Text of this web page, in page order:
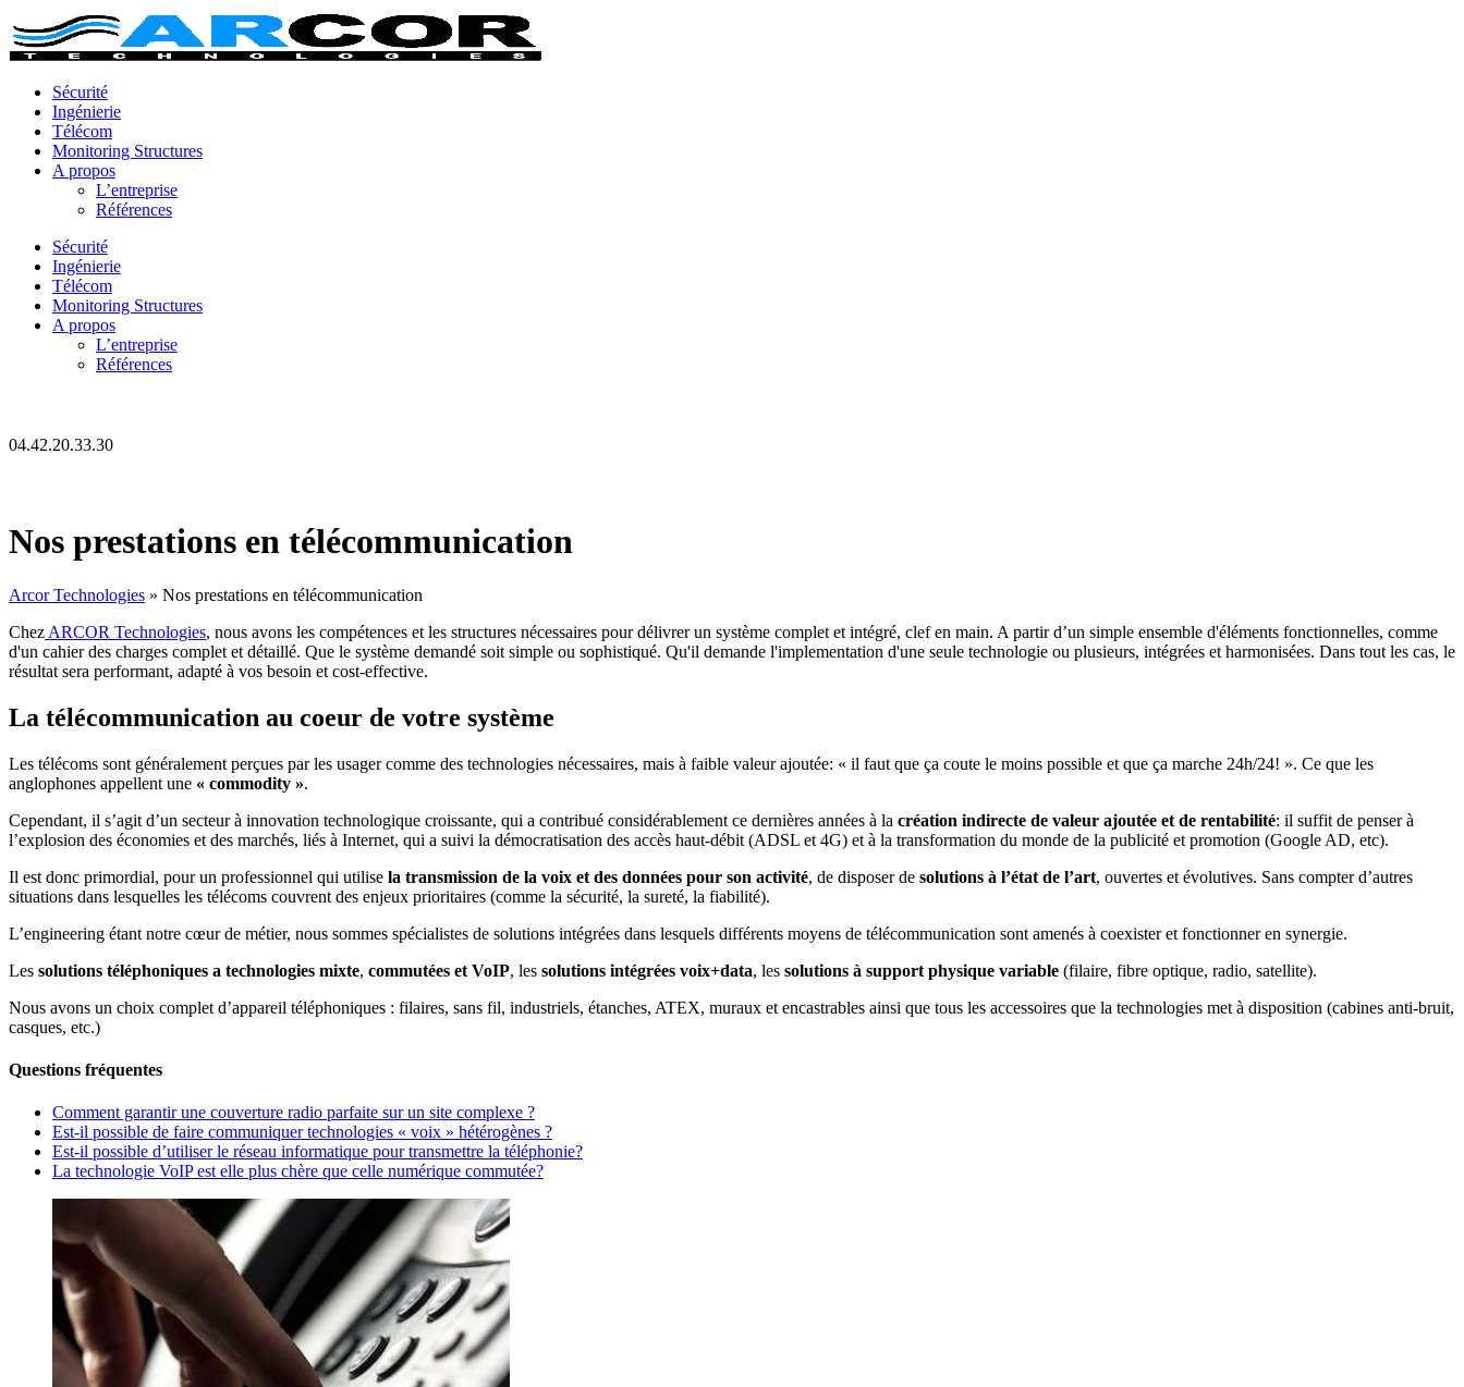
Sécurité
Ingénierie
Télécom
Monitoring Structures
A propos
L’entreprise
Références
Sécurité
Ingénierie
Télécom
Monitoring Structures
A propos
L’entreprise
Références
04.42.20.33.30
Nos prestations en télécommunication
Arcor Technologies » Nos prestations en télécommunication
Chez ARCOR Technologies, nous avons les compétences et les structures nécessaires pour délivrer un système complet et intégré, clef en main. A partir d’un simple ensemble d'éléments fonctionnelles, comme
d'un cahier des charges complet et détaillé. Que le système demandé soit simple ou sophistiqué. Qu'il demande l'implementation d'une seule technologie ou plusieurs, intégrées et harmonisées. Dans tout les cas, le
résultat sera performant, adapté à vos besoin et cost-effective.
La télécommunication au coeur de votre système
Les télécoms sont généralement perçues par les usager comme des technologies nécessaires, mais à faible valeur ajoutée: « il faut que ça coute le moins possible et que ça marche 24h/24! ». Ce que les
anglophones appellent une « commodity ».
Cependant, il s’agit d’un secteur à innovation technologique croissante, qui a contribué considérablement ce dernières années à la création indirecte de valeur ajoutée et de rentabilité: il suffit de penser à
l’explosion des économies et des marchés, liés à Internet, qui a suivi la démocratisation des accès haut-débit (ADSL et 4G) et à la transformation du monde de la publicité et promotion (Google AD, etc).
Il est donc primordial, pour un professionnel qui utilise la transmission de la voix et des données pour son activité, de disposer de solutions à l’état de l’art, ouvertes et évolutives. Sans compter d’autres
situations dans lesquelles les télécoms couvrent des enjeux prioritaires (comme la sécurité, la sureté, la fiabilité).
L’engineering étant notre cœur de métier, nous sommes spécialistes de solutions intégrées dans lesquels différents moyens de télécommunication sont amenés à coexister et fonctionner en synergie.
Les solutions téléphoniques a technologies mixte, commutées et VoIP, les solutions intégrées voix+data, les solutions à support physique variable (filaire, fibre optique, radio, satellite).
Nous avons un choix complet d’appareil téléphoniques : filaires, sans fil, industriels, étanches, ATEX, muraux et encastrables ainsi que tous les accessoires que la technologies met à disposition (cabines anti-bruit,
casques, etc.)
Questions fréquentes
Comment garantir une couverture radio parfaite sur un site complexe ?
Est-il possible de faire communiquer technologies « voix » hétérogènes ?
Est-il possible d’utiliser le réseau informatique pour transmettre la téléphonie?
La technologie VoIP est elle plus chère que celle numérique commutée?